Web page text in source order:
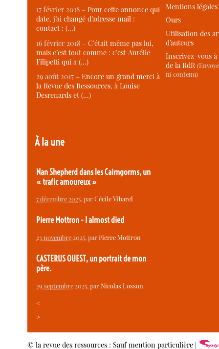
17 février 2018 –Pour cette annonce qui
date, j’ai changé d’adresse mail :
contact : (…)
16 février 2018 –C’était même pas lui,
mais c’est tout comme : c’est Aurélie
Filipetti qui a (…)
29 août 2017 –Encore un grand merci à
la Revue des Ressources, à Louise
Desrenards et (…)
À la une
Nan Shepherd dans les Cairngorms, un
« trafic amoureux »
7 décembre 2025, parCécile Vibarel
Pierre Mottron - I almost died
23 novembre 2025, parPierre Mottron
CASTERUS OUEST, un portrait de mon
père.
29 septembre 2025, parNicolas Losson
<
>
Mentions légales
Ours
Utilisation des
d’auteurs
Inscrivez-vous
de la RdR
ni contenu)
© la revue des ressources : Sauf mention particulière |